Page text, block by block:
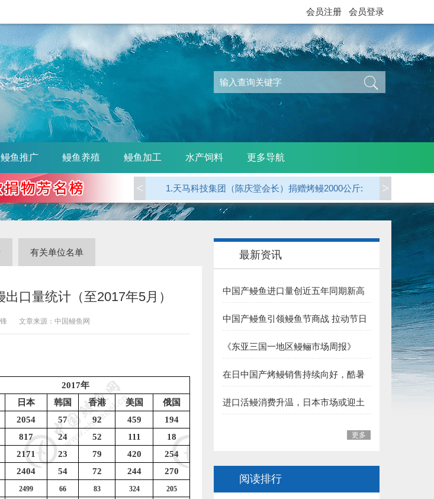
会员注册 会员登录
鳗鱼推广 鳗鱼养殖 鳗鱼加工 水产饲料 更多导航
2.广东省鳗业协会 捐赠烤鳗5000公斤:
3.江西西龙公司（天马科技）捐赠烤鳗1000公斤:
4.龙岩 郭贤平副会长 捐赠50000元:
5.三明 华盛集团（姚弓善副会长） 捐赠50000元:
6.长乐 王平雄副会长 捐赠10000元:
福建省鳗业协会:
一、福州市 1.李本华 捐赠50000元:
2.福州 阙院生 捐赠50000元:
3.福州鳗匠餐饮管理有限公司(阮盛泉)捐赠50000元:
4.福建高农饲料有限公司（葛军）捐赠50000元:
5.福州开发区高龙饲料公司 捐赠30000元:
< >
有关单位名单
口量统计（至2017年5月）
文章来源： 中国鳗鱼网
2017年
日本 韩国 香港 美国
俄国
2054 57 92 459
194
817 24 52 111
18
2171 23 79 420
254
2404 54 72 244
270
2499 66 83 324 205
最新资讯
中国产鳗鱼进口量创近五年同期新高
中国产鳗鱼引领鳗鱼节商战 拉动节日
《东亚三国一地区鳗鲡市场周报》
在日中国产烤鳗销售持续向好，酷暑
进口活鳗消费升温，日本市场或迎土
更多
阅读排行